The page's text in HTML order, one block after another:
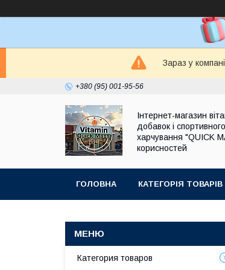
Зараз у
+380 (95) 001-95-56
Інтернет-магазин
добавок і спортивного
харчування "QUICK
корисностей
ГОЛОВНА КАТЕГОРІЯ ТОВАРІВ
Категория товаров